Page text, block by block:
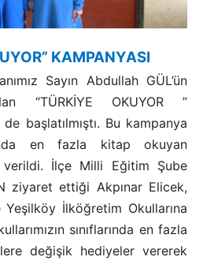
KAMPANYASI
Sayın Abdullah GÜL’ün
“TÜRKİYE OKUYOR ”
başlatılmıştı. Bu kampanya
en fazla kitap okuyan
verildi. İlçe Milli Eğitim Şube
ziyaret ettiği Akpınar Elicek,
Yeşilköy İlköğretim Okullarına
sınıflarında en fazla
değişik hediyeler vererek